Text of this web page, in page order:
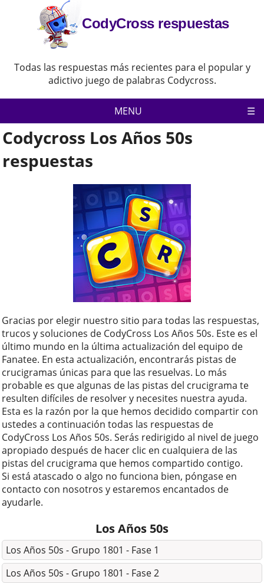
CodyCross respuestas
Todas las respuestas más recientes para el popular y
adictivo juego de palabras Codycross.
MENU
Codycross Política de privacidad
Descargo de responsabilidad
Contacta con nosotras
Codycross Los Años 50s
respuestas
Gracias por elegir nuestro sitio para todas las respuestas,
trucos y soluciones de CodyCross Los Años 50s. Este es el
último mundo en la última actualización del equipo de
Fanatee. En esta actualización, encontrarás pistas de
crucigramas únicas para que las resuelvas. Lo más
probable es que algunas de las pistas del crucigrama te
resulten difíciles de resolver y necesites nuestra ayuda.
Esta es la razón por la que hemos decidido compartir con
ustedes a continuación todas las respuestas de
CodyCross Los Años 50s. Serás redirigido al nivel de juego
apropiado después de hacer clic en cualquiera de las
pistas del crucigrama que hemos compartido contigo.
Si está atascado o algo no funciona bien, póngase en
contacto con nosotros y estaremos encantados de
ayudarle.
Los Años 50s
Los Años 50s - Grupo 1801 - Fase 1
Los Años 50s - Grupo 1801 - Fase 2